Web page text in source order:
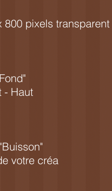
800 pixels transparent
- Haut
votre créa